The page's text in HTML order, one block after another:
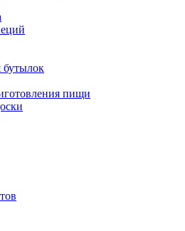
бутылок
пищи